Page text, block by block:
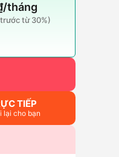
tháng
từ 30%)
TIẾP
lại cho bạn